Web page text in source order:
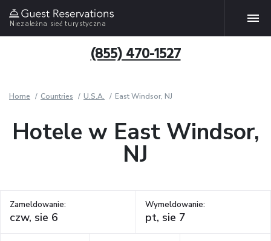
Niezależna sieć turystyczna
(855) 470-1527
Home Countries U.S.A. East Windsor, NJ
Hotele w East Windsor,
NJ
Zameldowanie: Wymeldowanie: